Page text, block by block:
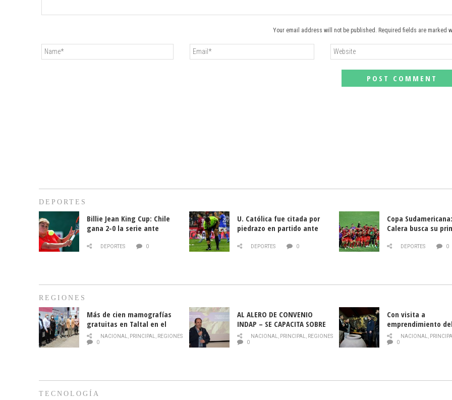
Your email address will not be published. Required fields are marked
DEPORTES
Billie Jean King Cup: Chile
gana 2-0 la serie ante
DEPORTES 0
U. Católica fue citada por
piedrazo en partido ante
DEPORTES 0
Copa
Calera busca su
DEPORTES 0
REGIONES
Más de cien mamografías
gratuitas en Taltal en el
mes de la prevención del
cáncer de mama
NACIONAL, PRINCIPAL, REGIONES
0
AL ALERO DE CONVENIO
INDAP – SE CAPACITA SOBRE
PLAGA DROSOPHILA SUZUKII
NACIONAL, PRINCIPAL, REGIONES
0
Con visita a
emprendimiento
y llamado al
historia campesina
NACIONAL,
0
TECNOLOGÍA